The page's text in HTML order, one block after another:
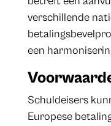
verschillende
een
Schuldeisers
Europese